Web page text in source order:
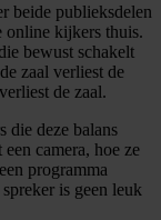
beide publieksdelen
online kijkers thuis.
bewust schakelt
zaal verliest de
de zaal.
die deze balans
camera, hoe ze
programma
is geen leuk